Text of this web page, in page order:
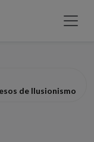
de Ilusionismo